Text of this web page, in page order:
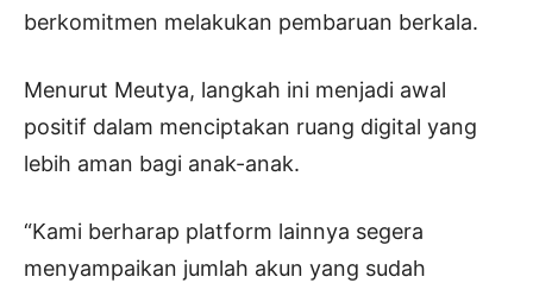
berkomitmen melakukan pembaruan berkala.
Menurut Meutya, langkah ini menjadi awal
positif dalam menciptakan ruang digital yang
lebih aman bagi anak-anak.
“Kami berharap platform lainnya segera
menyampaikan jumlah akun yang sudah